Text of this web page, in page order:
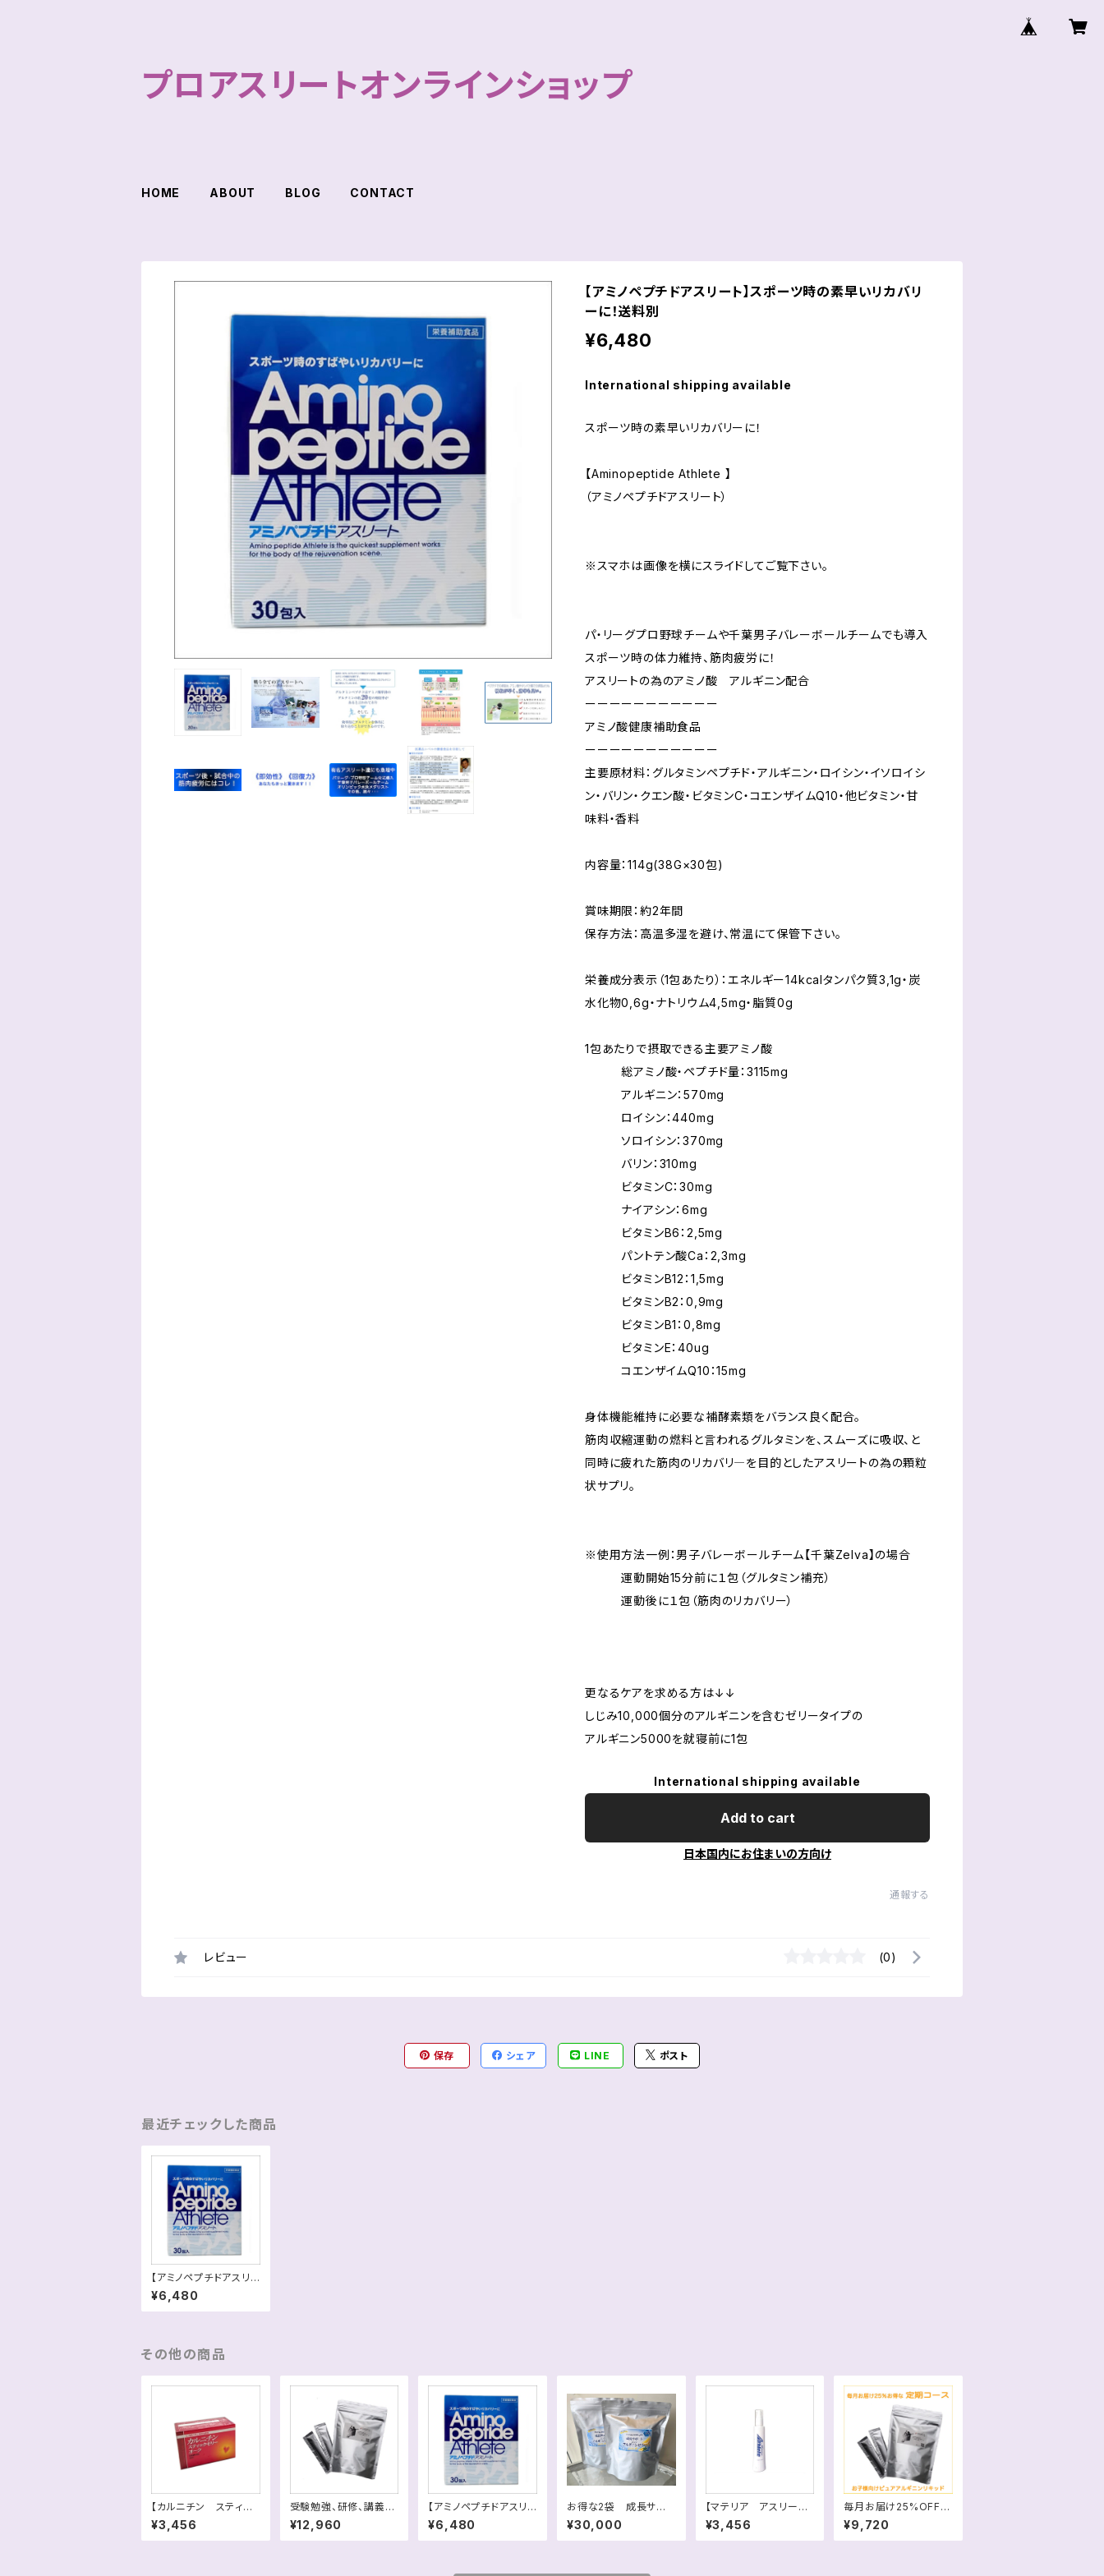
プロアスリートオンラインショップ
HOME ABOUT BLOG CONTACT
【アミノペプチドアスリート】スポーツ時の素早いリカバリ
ーに！送料別
¥6,480
International shipping available
スポーツ時の素早いリカバリーに！
【Aminopeptide Athlete 】
（アミノペプチドアスリート）
※スマホは画像を横にスライドしてご覧下さい。
パ・リーグプロ野球チームや千葉男子バレーボールチームでも導入
スポーツ時の体力維持、筋肉疲労に！
アスリートの為のアミノ酸 アルギニン配合
ーーーーーーーーーーー
アミノ酸健康補助食品
ーーーーーーーーーーー
主要原材料：グルタミンペプチド・アルギニン・ロイシン・イソロイシ
ン・バリン・クエン酸・ビタミンC・コエンザイムQ10・他ビタミン・甘
味料・香料
内容量：114g(38G×30包)
賞味期限：約2年間
保存方法：高温多湿を避け、常温にて保管下さい。
栄養成分表示（1包あたり）：エネルギー14kcalタンパク質3,1g・炭
水化物0,6g・ナトリウム4,5mg・脂質0g
1包あたりで摂取できる主要アミノ酸
総アミノ酸・ペプチド量：3115mg
アルギニン：570mg
ロイシン：440mg
ソロイシン：370mg
バリン：310mg
ビタミンC：30mg
ナイアシン：6mg
ビタミンB6：2,5mg
パントテン酸Ca：2,3mg
ビタミンB12：1,5mg
ビタミンB2：0,9mg
ビタミンB1：0,8mg
ビタミンE：40ug
コエンザイムQ10：15mg
身体機能維持に必要な補酵素類をバランス良く配合。
筋肉収縮運動の燃料と言われるグルタミンを、スムーズに吸収、と
同時に疲れた筋肉のリカバリ―を目的としたアスリートの為の顆粒
状サプリ。
※使用方法一例：男子バレーボールチーム【千葉Zelva】の場合
運動開始15分前に１包（グルタミン補充）
運動後に１包（筋肉のリカバリー）
更なるケアを求める方は↓↓
しじみ10,000個分のアルギニンを含むゼリータイプの
アルギニン5000を就寝前に1包
International shipping available
Add to cart
日本国内にお住まいの方向け
通報する
レビュー (0)
保存 シェア LINE ポスト
最近チェックした商品
【アミノペプチドアスリ
ート】スポーツ時の素早
いリカバリーに！送料別
¥6,480
その他の商品
【カルニチン スティッ
クゼリーオーク 】送料
別
¥3,456
受験勉強、研修、講義、
セミナーに集中力降臨！
【ピュアアルギニンリキッ
ド】30回分
¥12,960
【アミノペプチドアスリ
ート】スポーツ時の素早
いリカバリーに！送料別
¥6,480
お得な2袋 成長サポ
ートアルギニンゼリーレ
モン（30包）税込
¥30,000
【マテリア アスリート】
アスリートプロのライト
版 練習後の筋肉・関節
のケア
¥3,456
毎月お届け25%OFF
【ピュアアルギニンリキッ
ド(30包)】スマホは画像
を横に
¥9,720